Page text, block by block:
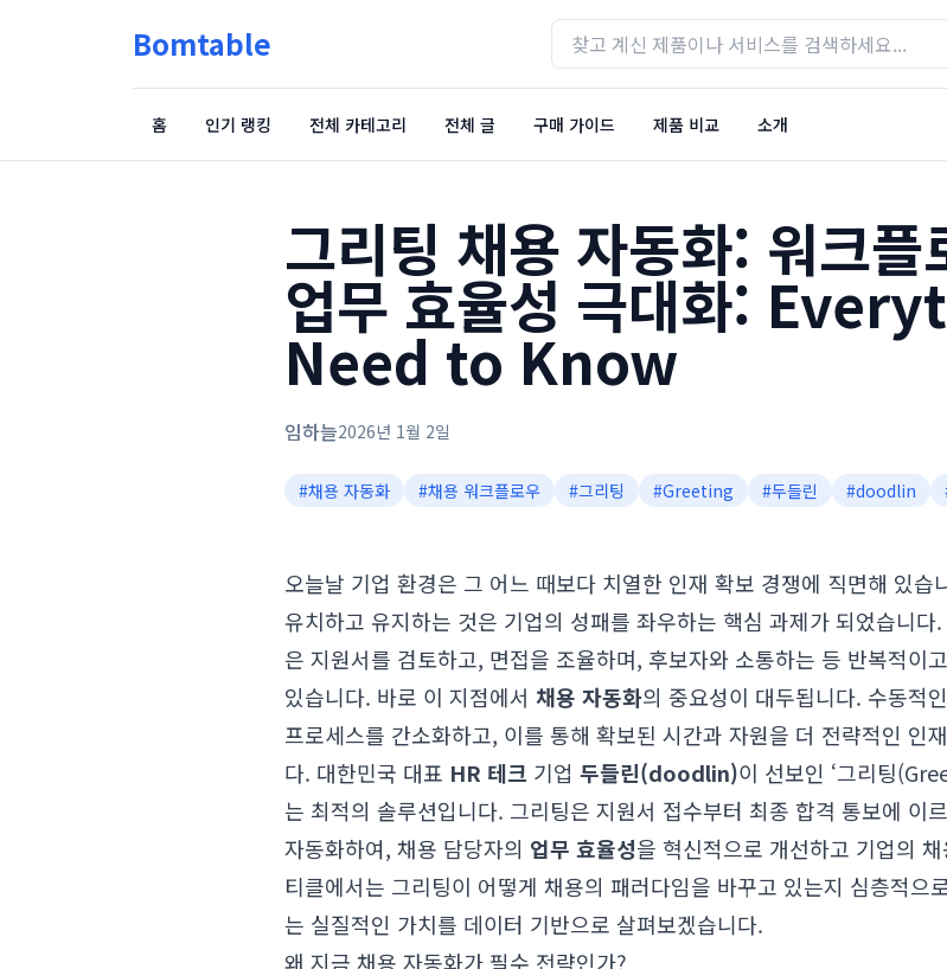
Bomtable
홈 인기 랭킹 전체 카테고리 전체 글 구매 가이드 제품 비교 소개
그리팅 채용 자동화: 워크플
업무 효율성 극대화:
Need to Know
임하늘2026년 1월 2일
#채용 자동화 #채용 워크플로우 #그리팅 #Greeting #두들린 #doodlin
오늘날 기업 환경은 그 어느 때보다 치열한 인재 확보 경쟁에 직면해 있
유치하고 유지하는 것은 기업의 성패를 좌우하는 핵심 과제가 되었습니
은 지원서를 검토하고, 면접을 조율하며, 후보자와 소통하는 등 반복적이
있습니다. 바로 이 지점에서 채용 자동화의 중요성이 대두됩니다. 수동적
프로세스를 간소화하고, 이를 통해 확보된 시간과 자원을 더 전략적인 인
다. 대한민국 대표 HR 테크 기업 두들린(doodlin)이 선보인 ‘그리팅
는 최적의 솔루션입니다. 그리팅은 지원서 접수부터 최종 합격 통보에 이
자동화하여, 채용 담당자의 업무 효율성을 혁신적으로 개선하고 기업의
티클에서는 그리팅이 어떻게 채용의 패러다임을 바꾸고 있는지 심층적으
는 실질적인 가치를 데이터 기반으로 살펴보겠습니다.
왜 지금 채용 자동화가 필수 전략인가?